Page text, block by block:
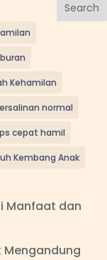
Search
Kehamilan
normal
cepat hamil
Kembang Anak
Manfaat dan
Mengandung